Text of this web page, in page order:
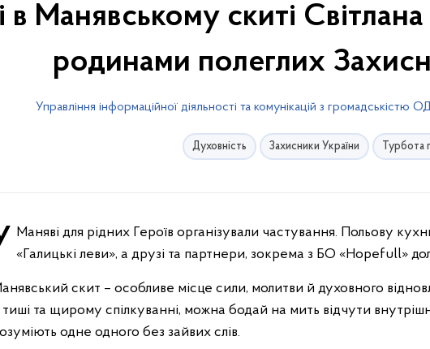
в Манявському скиті
родинами полеглих
Управління інформаційної діяльності та комунікацій з громадськістю
Духовність Захисники України Турбота
ветерани з організації «Галицькі леви», а друзі та партнери, зокрема з БО «Hopefull»
скит – особливе місце сили, молитви й духовного
та щирому спілкуванні, можна бодай на мить відчути
одне одного без зайвих слів.